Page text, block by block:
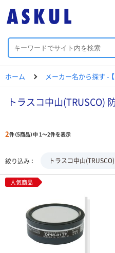
ホーム メーカー名から探す - 【
トラスコ中山(TRUSCO)
2件（5商品）中 1～2件を表示
絞り込み トラスコ中山
人気商品